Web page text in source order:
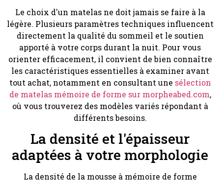
Le choix d'un matelas ne doit jamais se faire à la
légère. Plusieurs paramètres techniques influencent
directement la qualité du sommeil et le soutien
apporté à votre corps durant la nuit. Pour vous
orienter efficacement, il convient de bien connaître
les caractéristiques essentielles à examiner avant
tout achat, notamment en consultant une sélection
de matelas mémoire de forme sur morpheabed.com,
où vous trouverez des modèles variés répondant à
différents besoins.
La densité et l'épaisseur
adaptées à votre morphologie
La densité de la mousse à mémoire de forme